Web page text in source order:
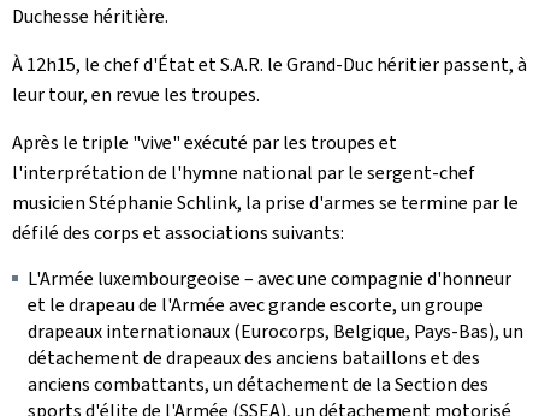
Duchesse héritière.
À 12h15, le chef d'État et S.A.R. le Grand-Duc héritier passent, à
leur tour, en revue les troupes.
Après le triple "vive" exécuté par les troupes et
l'interprétation de l'hymne national par le sergent-chef
musicien Stéphanie Schlink, la prise d'armes se termine par le
défilé des corps et associations suivants:
L'Armée luxembourgeoise – avec une compagnie d'honneur
et le drapeau de l'Armée avec grande escorte, un groupe
drapeaux internationaux (Eurocorps, Belgique, Pays-Bas), un
détachement de drapeaux des anciens bataillons et des
anciens combattants, un détachement de la Section des
sports d'élite de l'Armée (SSEA), un détachement motorisé